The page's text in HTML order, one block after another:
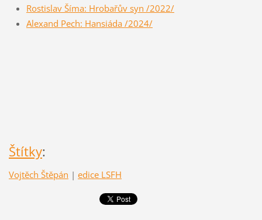
Rostislav Šíma: Hrobařův syn /2022/
Alexand Pech: Hansiáda /2024/
Štítky:
Vojtěch Štěpán | edice LSFH